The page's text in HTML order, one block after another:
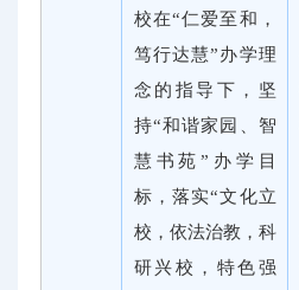
校在“仁爱至和，
笃行达慧”办学理
念的指导下，坚
持“和谐家园、智
慧书苑”办学目
标，落实“文化立
校，依法治教，科
研兴校，特色强